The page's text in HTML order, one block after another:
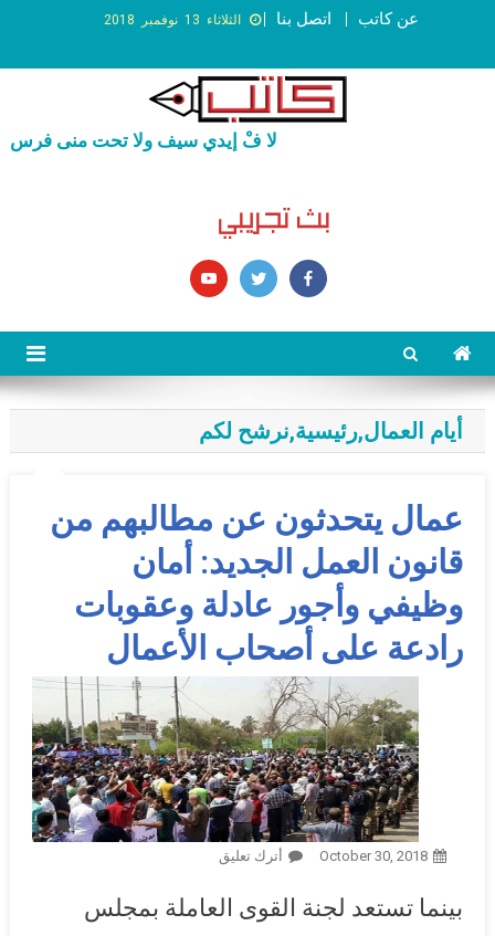
الثلاثاء 13 نوفمبر 2018 اتصل بنا عن كاتب
لا فْ إيدي سيف ولا تحت منى فرس
أيام العمال,رئيسية,نرشح لكم
عمال يتحدثون عن مطالبهم من
قانون العمل الجديد: أمان
وظيفي وأجور عادلة وعقوبات
رادعة على أصحاب الأعمال
October 30, 2018 أترك تعليق
وظيفي وأجور عادلة وعقوبات
بينما تستعد لجنة القوى العاملة بمجلس